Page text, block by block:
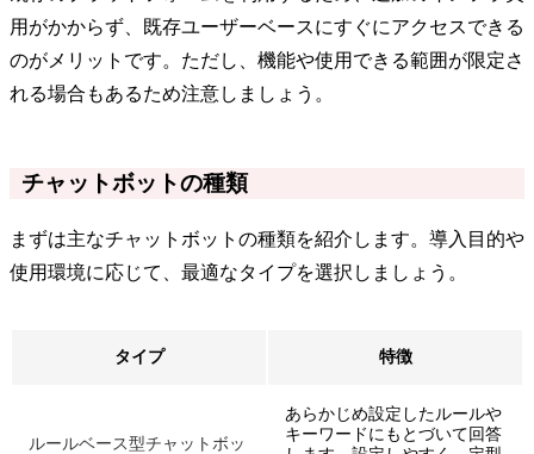
用がかからず、既存ユーザーベースにすぐにアクセスできる
のがメリットです。ただし、機能や使用できる範囲が限定さ
れる場合もあるため注意しましょう。
チャットボットの種類
まずは主なチャットボットの種類を紹介します。導入目的や
使用環境に応じて、最適なタイプを選択しましょう。
タイプ 特徴
ルールベース型チャットボッ
あらかじめ設定したルールや
キーワードにもとづいて回答